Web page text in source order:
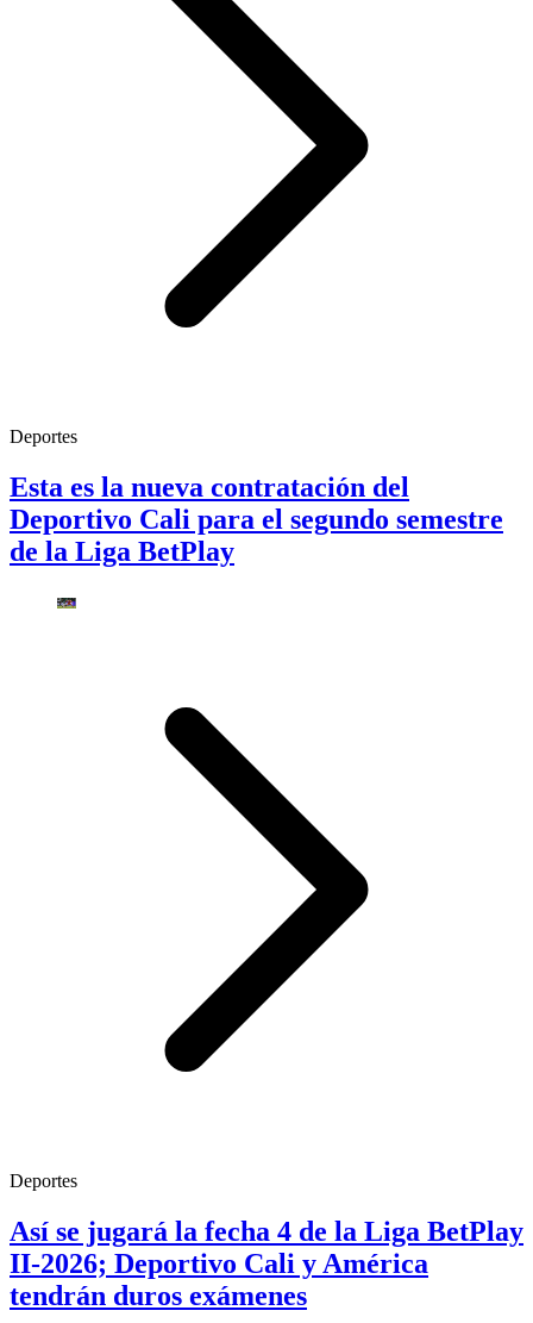
Deportes
Esta es la nueva contratación del
Deportivo Cali para el segundo semestre
de la Liga BetPlay
Deportes
Así se jugará la fecha 4 de la Liga BetPlay
II-2026; Deportivo Cali y América
tendrán duros exámenes